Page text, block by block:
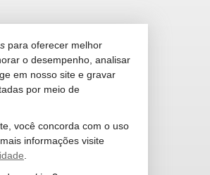
para oferecer melhor
o desempenho, analisar
em nosso site e gravar
por meio de
você concorda com o uso
mais informações visite